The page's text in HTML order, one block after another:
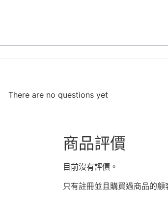
There are no questions yet
商品評價
目前沒有評價。
只有註冊並且購買過商品的顧